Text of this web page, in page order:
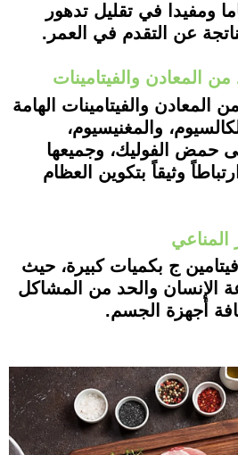
ومفيدا في تقليل تدهور
عن التقدم في العمر.
المعادن والفيتامينات الهامة
والمغنيسيوم،
حمض الفوليك، وجميعها
وثيقاً بتكوين العظام
ج بكميات كبيرة، حيث
الإنسان والحد من المشاكل
أجهزة الجسم.